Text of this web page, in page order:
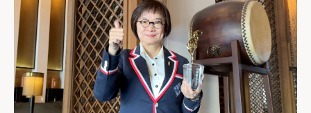
+886-2-25215000 ext. 3615
sara.chien@regenttaiwan.com